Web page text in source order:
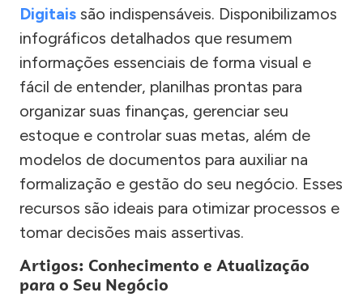
Digitais são indispensáveis. Disponibilizamos
infográficos detalhados que resumem
informações essenciais de forma visual e
fácil de entender, planilhas prontas para
organizar suas finanças, gerenciar seu
estoque e controlar suas metas, além de
modelos de documentos para auxiliar na
formalização e gestão do seu negócio. Esses
recursos são ideais para otimizar processos e
tomar decisões mais assertivas.
Artigos: Conhecimento e Atualização
para o Seu Negócio